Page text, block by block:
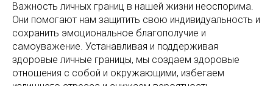
Важность личных границ в нашей жизни неоспорима.
Они помогают нам защитить свою индивидуальность и
сохранить эмоциональное благополучие и
самоуважение. Устанавливая и поддерживая
здоровые личные границы, мы создаем здоровые
отношения с собой и окружающими, избегаем